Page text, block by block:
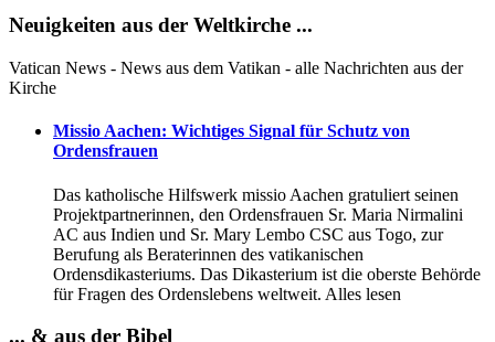
Neuigkeiten aus der Weltkirche ...
Vatican News - News aus dem Vatikan - alle Nachrichten aus der
Kirche
Missio Aachen: Wichtiges Signal für Schutz von
Ordensfrauen
Das katholische Hilfswerk missio Aachen gratuliert seinen
Projektpartnerinnen, den Ordensfrauen Sr. Maria Nirmalini
AC aus Indien und Sr. Mary Lembo CSC aus Togo, zur
Berufung als Beraterinnen des vatikanischen
Ordensdikasteriums. Das Dikasterium ist die oberste Behörde
für Fragen des Ordenslebens weltweit. Alles lesen
... & aus der Bibel